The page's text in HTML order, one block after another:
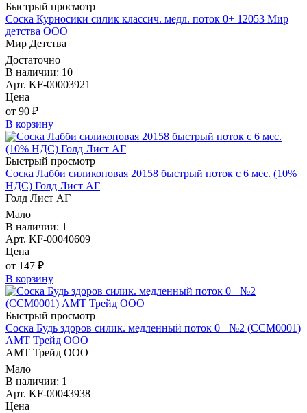
Быстрый просмотр
Соска Курносики силик классич. медл. поток 0+ 12053 Мир
детства ООО
Мир Детства
Достаточно
В наличии: 10
Арт. KF-00003921
Цена
от 90 ₽
В корзину
Быстрый просмотр
Соска Лабби силиконовая 20158 быстрый поток с 6 мес. (10%
НДС) Голд Лист АГ
Голд Лист АГ
Мало
В наличии: 1
Арт. KF-00040609
Цена
от 147 ₽
В корзину
Быстрый просмотр
Соска Будь здоров силик. медленный поток 0+ №2 (ССМ0001)
АМТ Трейд ООО
АМТ Трейд ООО
Мало
В наличии: 1
Арт. KF-00043938
Цена